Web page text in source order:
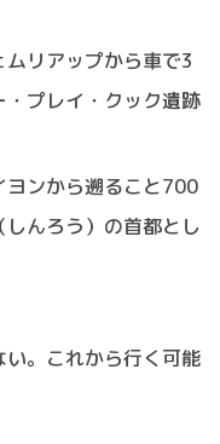
リアップから車で3
プレイ・クック遺跡
ヨンから遡ること700
んろう）の首都とし
。これから行く可能